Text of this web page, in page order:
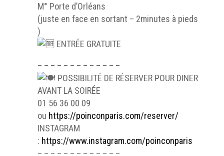
M° Porte d’Orléans
(juste en face en sortant – 2minutes à pieds
)
ENTRÉE GRATUITE
– – – – – – – – – – – – –
POSSIBILITÉ DE RÉSERVER POUR DINER
AVANT LA SOIRÉE
01 56 36 00 09
ou https://poinconparis.com/reserver/
INSTAGRAM
: https://www.instagram.com/poinconparis
– – – – – – – – – – – – –